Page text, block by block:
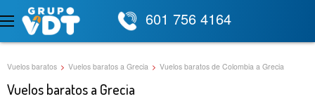
601 756 4164
Vuelos baratos > Vuelos baratos a Grecia > Vuelos baratos de Colombia a Grecia
Vuelos baratos a Grecia